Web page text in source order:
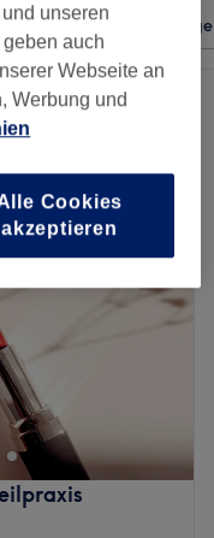
Salons
unseren
auch
Webseite an
Werbung und
Cookies
akzeptieren